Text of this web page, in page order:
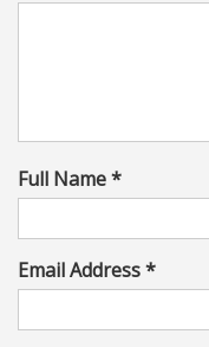
Full Name *
Email Address *